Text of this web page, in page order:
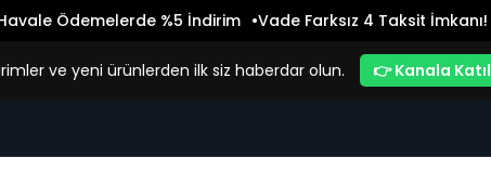
Ödemelerde %5 İndirim Vade Farksız 4 Taksit İmkanı!
ve yeni ürünlerden ilk siz haberdar olun. 👉 Kanala Katıl